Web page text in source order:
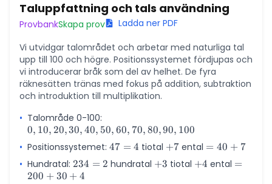
Taluppfattning och tals användning
ProvbankSkapa prov
Ladda ner PDF
Vi utvidgar talområdet och arbetar med naturliga tal
upp till 100 och högre. Positionssystemet fördjupas och
vi introducerar bråk som del av helhet. De fyra
räknesätten tränas med fokus på addition, subtraktion
och introduktion till multiplikation.
• Talområde 0-100:
10,
20,
40,
0, 10, 20,30, 40, 50, 60, 70, 80,90, 100
• Positionssystemet: 47
=
47 = 4 tiotal +
7
+7 ental =
40
= 40 + 7
• Hundratal: 234
= 2
234 = 2 hundratal +
+3 tiotal +
+4 ental =
=
200 + 30 + 4